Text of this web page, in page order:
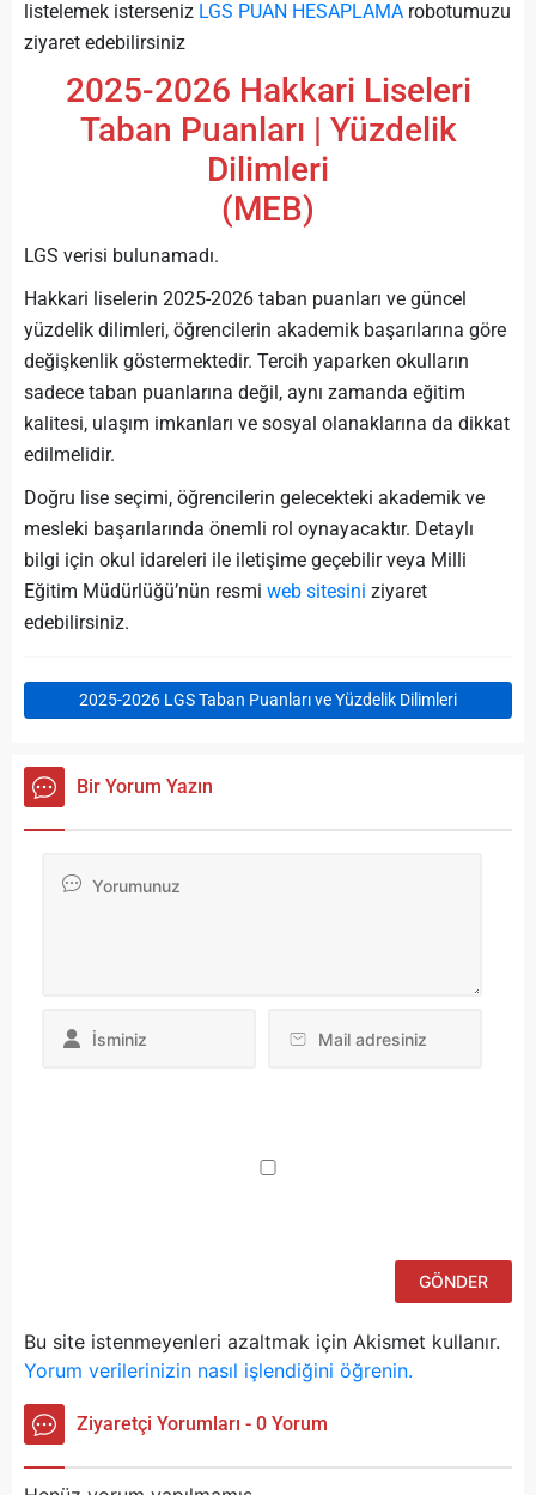
listelemek isterseniz LGS PUAN HESAPLAMA robotumuzu
ziyaret edebilirsiniz
2025-2026 Hakkari Liseleri
Taban Puanları | Yüzdelik
Dilimleri
(MEB)
LGS verisi bulunamadı.
Hakkari liselerin 2025-2026 taban puanları ve güncel
yüzdelik dilimleri, öğrencilerin akademik başarılarına göre
değişkenlik göstermektedir. Tercih yaparken okulların
sadece taban puanlarına değil, aynı zamanda eğitim
kalitesi, ulaşım imkanları ve sosyal olanaklarına da dikkat
edilmelidir.
Doğru lise seçimi, öğrencilerin gelecekteki akademik ve
mesleki başarılarında önemli rol oynayacaktır. Detaylı
bilgi için okul idareleri ile iletişime geçebilir veya Milli
Eğitim Müdürlüğü’nün resmi web sitesini ziyaret
edebilirsiniz.
2025-2026 LGS Taban Puanları ve Yüzdelik Dilimleri
Bir Yorum Yazın
Bu site istenmeyenleri azaltmak için Akismet kullanır.
Yorum verilerinizin nasıl işlendiğini öğrenin.
Ziyaretçi Yorumları - 0 Yorum